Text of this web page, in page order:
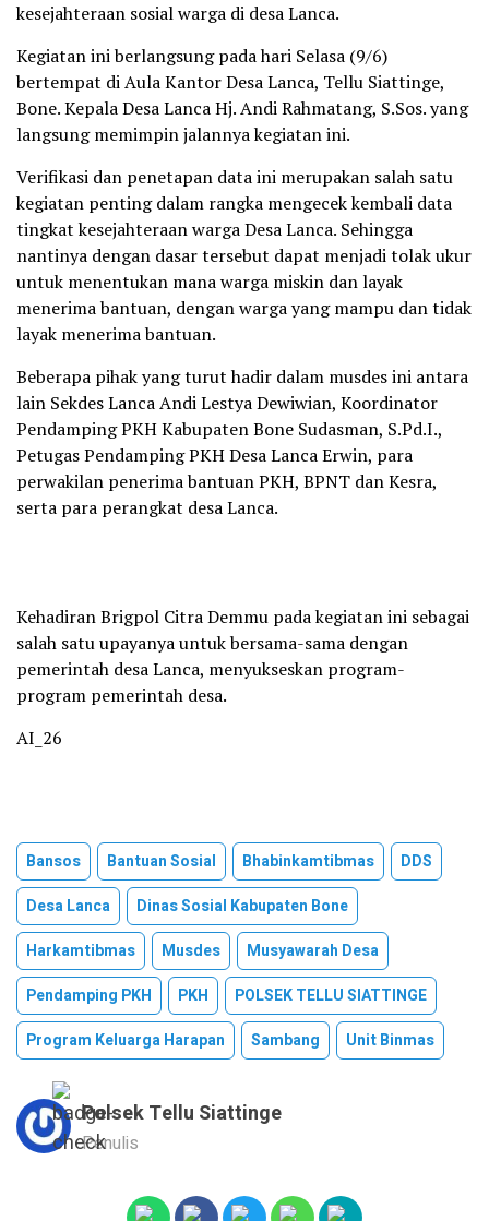
kesejahteraan sosial warga di desa Lanca.
Kegiatan ini berlangsung pada hari Selasa (9/6)
bertempat di Aula Kantor Desa Lanca, Tellu Siattinge,
Bone. Kepala Desa Lanca Hj. Andi Rahmatang, S.Sos. yang
langsung memimpin jalannya kegiatan ini.
Verifikasi dan penetapan data ini merupakan salah satu
kegiatan penting dalam rangka mengecek kembali data
tingkat kesejahteraan warga Desa Lanca. Sehingga
nantinya dengan dasar tersebut dapat menjadi tolak ukur
untuk menentukan mana warga miskin dan layak
menerima bantuan, dengan warga yang mampu dan tidak
layak menerima bantuan.
Beberapa pihak yang turut hadir dalam musdes ini antara
lain Sekdes Lanca Andi Lestya Dewiwian, Koordinator
Pendamping PKH Kabupaten Bone Sudasman, S.Pd.I.,
Petugas Pendamping PKH Desa Lanca Erwin, para
perwakilan penerima bantuan PKH, BPNT dan Kesra,
serta para perangkat desa Lanca.
Kehadiran Brigpol Citra Demmu pada kegiatan ini sebagai
salah satu upayanya untuk bersama-sama dengan
pemerintah desa Lanca, menyukseskan program-
program pemerintah desa.
AI_26
Bansos Bantuan Sosial Bhabinkamtibmas
DDS
Desa Lanca
Dinas Sosial Kabupaten Bone
Harkamtibmas
Musdes
Musyawarah Desa
Pendamping PKH
PKH
POLSEK TELLU SIATTINGE
Program Keluarga Harapan
Sambang Unit Binmas
Polsek Tellu Siattinge
Penulis